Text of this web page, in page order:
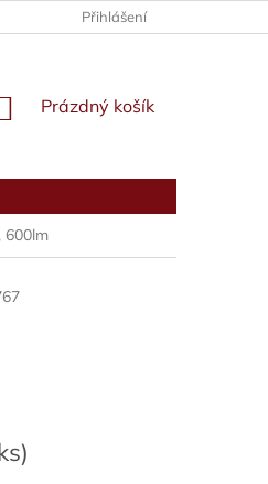
Přihlášení
NÁKUPNÍ
Prázdný košík
600lm